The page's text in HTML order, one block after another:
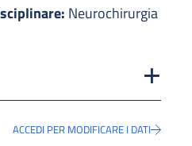
Neurochirurgia
ACCEDI PER MODIFICARE I DATI